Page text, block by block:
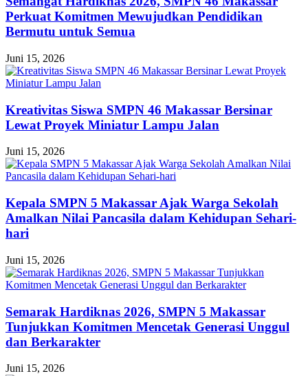
Perkuat Komitmen Mewujudkan Pendidikan
Bermutu untuk Semua
Juni 15, 2026
Kreativitas Siswa SMPN 46 Makassar Bersinar
Lewat Proyek Miniatur Lampu Jalan
Juni 15, 2026
Kepala SMPN 5 Makassar Ajak Warga Sekolah
Amalkan Nilai Pancasila dalam Kehidupan Sehari-
hari
Juni 15, 2026
Semarak Hardiknas 2026, SMPN 5 Makassar
Tunjukkan Komitmen Mencetak Generasi Unggul
dan Berkarakter
Juni 15, 2026